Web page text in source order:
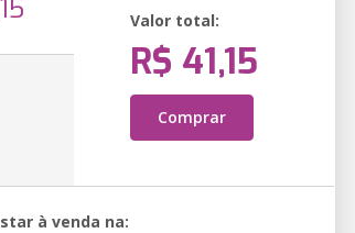
Valor total:
R$ 41,15
Comprar
à venda na: